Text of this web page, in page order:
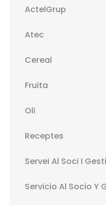
ActelGrup
Atec
Cereal
Fruita
Oli
Receptes
Servei Al Soci I
Servicio Al Socio Y